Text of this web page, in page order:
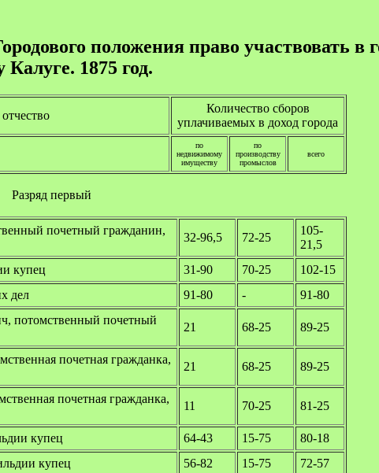
положения право участвовать в
Калуге. 1875 год.
Количество сборов
уплачиваемых в доход города
по
недвижимому
имуществу
по
производству
промыслов
всего
Разряд первый
почетный гражданин,
32-96,5 72-25
105-
21,5
купец 31-90 70-25
102-15
дел 91-80 - 91-80
потомственный почетный
21 68-25 89-25
почетная гражданка,
21 68-25 89-25
почетная гражданка,
11 70-25 81-25
купец 64-43 15-75
80-18
купец 56-82 15-75
72-57